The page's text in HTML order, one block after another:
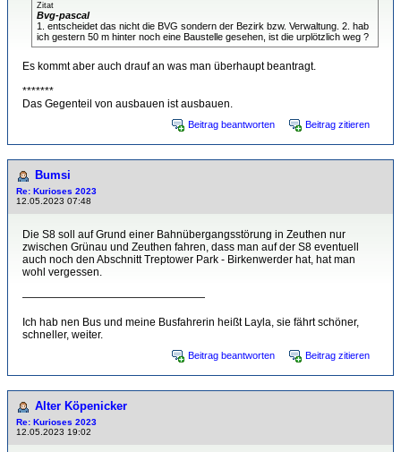
Zitat
Bvg-pascal
1. entscheidet das nicht die BVG sondern der Bezirk bzw. Verwaltung. 2. hab
ich gestern 50 m hinter noch eine Baustelle gesehen, ist die urplötzlich weg ?
Es kommt aber auch drauf an was man überhaupt beantragt.
*******
Das Gegenteil von ausbauen ist ausbauen.
Beitrag beantworten Beitrag zitieren
Bumsi
Re: Kurioses 2023
12.05.2023 07:48
Die S8 soll auf Grund einer Bahnübergangsstörung in Zeuthen nur
zwischen Grünau und Zeuthen fahren, dass man auf der S8 eventuell
auch noch den Abschnitt Treptower Park - Birkenwerder hat, hat man
wohl vergessen.
—————————————————
Ich hab nen Bus und meine Busfahrerin heißt Layla, sie fährt schöner,
schneller, weiter.
Beitrag beantworten Beitrag zitieren
Alter Köpenicker
Re: Kurioses 2023
12.05.2023 19:02